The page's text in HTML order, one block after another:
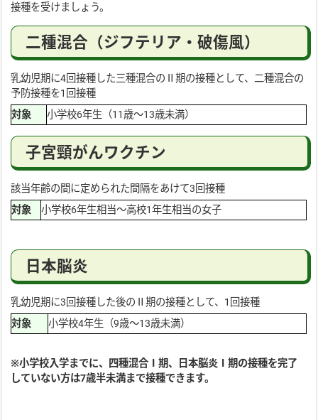
接種を受けましょう。
二種混合（ジフテリア・破傷風）
乳幼児期に4回接種した三種混合のⅡ期の接種として、二種混合の
予防接種を1回接種
対象
小学校6年生（11歳〜13歳未満）
子宮頸がんワクチン
該当年齢の間に定められた間隔をあけて3回接種
対象
小学校6年生相当〜高校1年生相当の女子
日本脳炎
乳幼児期に3回接種した後のⅡ期の接種として、1回接種
対象
小学校4年生（9歳〜13歳未満）
※小学校入学までに、四種混合Ⅰ期、日本脳炎Ⅰ期の接種を完了
していない方は7歳半未満まで接種できます。